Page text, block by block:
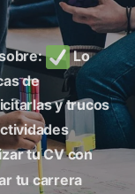
Lo
de
y trucos
tu CV con
tu carrera